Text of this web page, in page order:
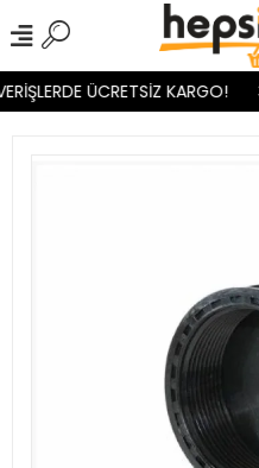
ÜCRETSİZ KARGO!